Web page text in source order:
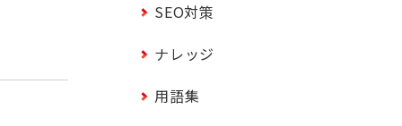
SEO対策
ナレッジ
用語集